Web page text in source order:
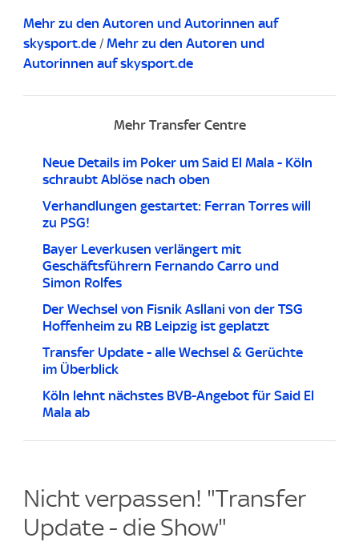
Mehr zu den Autoren und Autorinnen auf
skysport.de / Mehr zu den Autoren und
Autorinnen auf skysport.de
Mehr Transfer Centre
Neue Details im Poker um Said El Mala - Köln
schraubt Ablöse nach oben
Verhandlungen gestartet: Ferran Torres will
zu PSG!
Bayer Leverkusen verlängert mit
Geschäftsführern Fernando Carro und
Simon Rolfes
Der Wechsel von Fisnik Asllani von der TSG
Hoffenheim zu RB Leipzig ist geplatzt
Transfer Update - alle Wechsel & Gerüchte
im Überblick
Köln lehnt nächstes BVB-Angebot für Said El
Mala ab
Nicht verpassen! "Transfer
Update - die Show"